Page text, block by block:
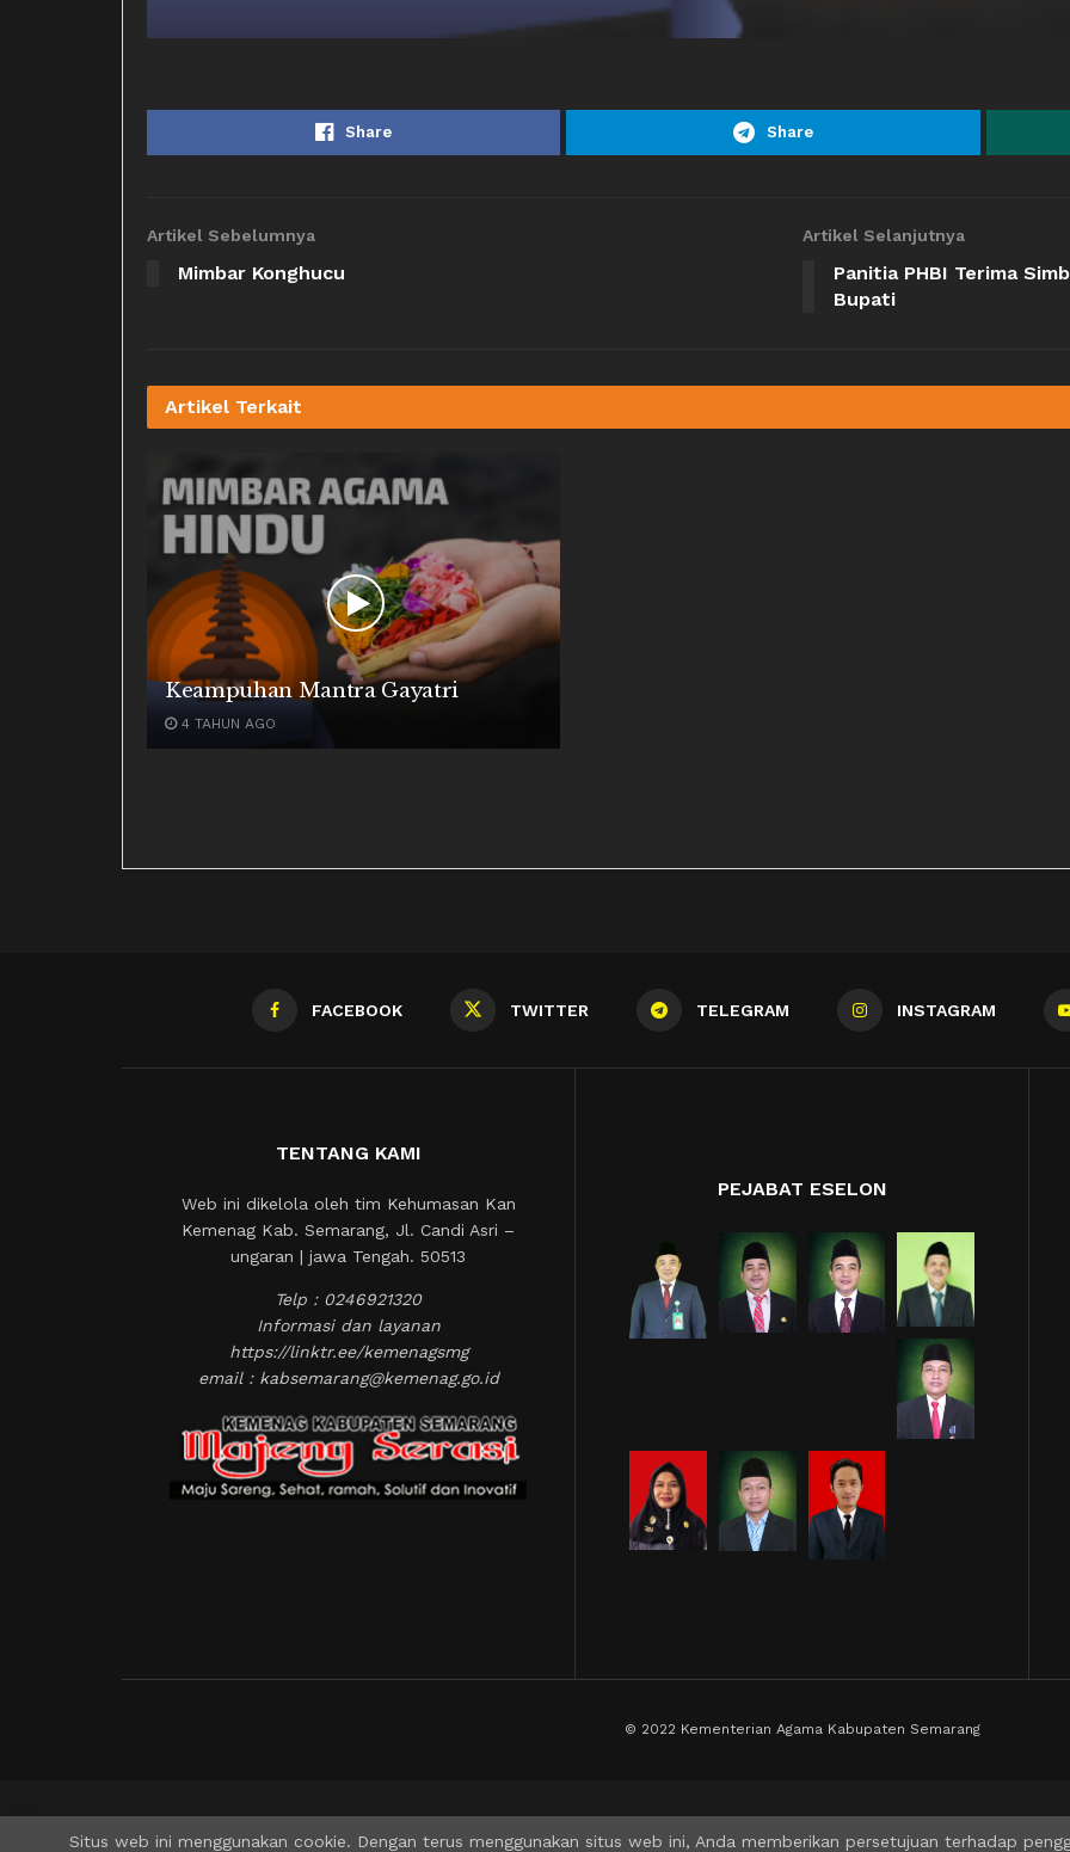
Share Share
Artikel Sebelumnya
Mimbar Konghucu
Artikel Selanjutnya
Panitia PHBI Terima
Bupati
Artikel Terkait
Keampuhan Mantra Gayatri
4 TAHUN AGO
FACEBOOK TWITTER TELEGRAM INSTAGRAM
TENTANG KAMI
Web ini dikelola oleh tim Kehumasan Kan
Kemenag Kab. Semarang, Jl. Candi Asri –
ungaran | jawa Tengah. 50513
Telp : 0246921320
Informasi dan layanan
https://linktr.ee/kemenagsmg
email : kabsemarang@kemenag.go.id
PEJABAT ESELON
© 2022 Kementerian Agama Kabupaten Semarang
Situs web ini menggunakan cookie. Dengan terus menggunakan situs web ini, Anda memberikan persetujuan terhadap